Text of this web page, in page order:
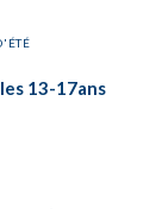
13-17ans